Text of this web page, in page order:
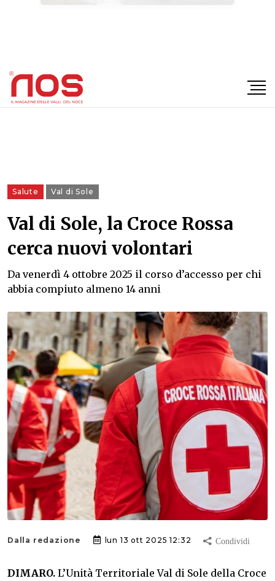
Salute Val di Sole
Val di Sole, la Croce Rossa
cerca nuovi volontari
Da venerdì 4 ottobre 2025 il corso d’accesso per chi
abbia compiuto almeno 14 anni
Dalla redazione lun 13 ott 2025 12:32
DIMARO. L’Unità Territoriale Val di Sole della Croce